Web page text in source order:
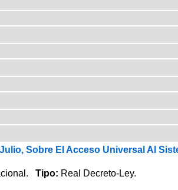
Sobre El Acceso Universal Al
Tipo: Real Decreto-Ley.